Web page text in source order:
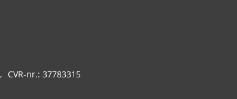
CVR-nr.: 37783315